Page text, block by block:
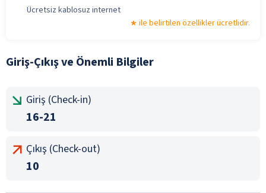
Ücretsiz kablosuz internet
ile belirtilen özellikler ücretlidir.
Giriş-Çıkış ve Önemli Bilgiler
Giriş (Check-in)
16-21
Çıkış (Check-out)
10